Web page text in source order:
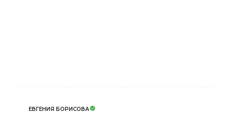
ЕВГЕНИЯ БОРИСОВА